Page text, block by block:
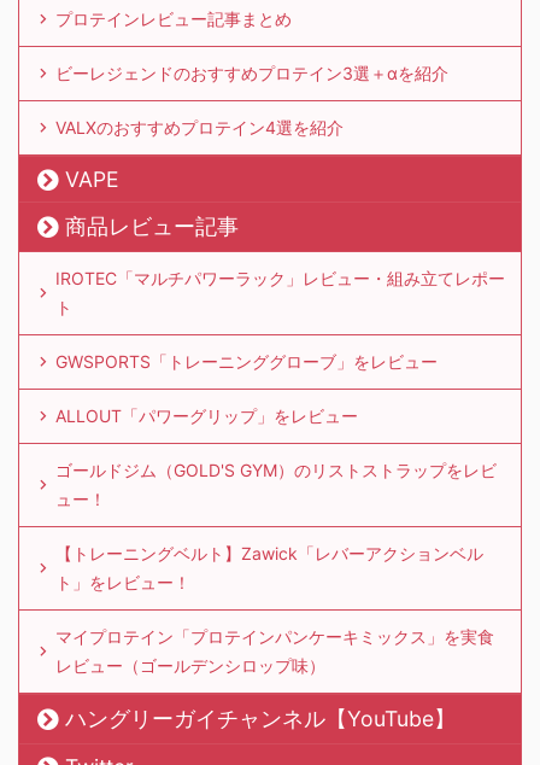
プロテインレビュー記事まとめ
ビーレジェンドのおすすめプロテイン3選＋αを紹介
VALXのおすすめプロテイン4選を紹介
VAPE
商品レビュー記事
IROTEC「マルチパワーラック」レビュー・組み立てレポー
ト
GWSPORTS「トレーニンググローブ」をレビュー
ALLOUT「パワーグリップ」をレビュー
ゴールドジム（GOLD'S GYM）のリストストラップをレビ
ュー！
【トレーニングベルト】Zawick「レバーアクションベル
ト」をレビュー！
マイプロテイン「プロテインパンケーキミックス」を実食
レビュー（ゴールデンシロップ味）
ハングリーガイチャンネル【YouTube】